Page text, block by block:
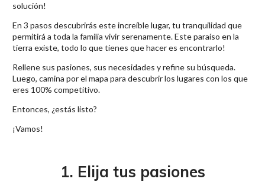
solución!
En 3 pasos descubrirás este increíble lugar, tu tranquilidad que
permitirá a toda la familia vivir serenamente. Este paraíso en la
tierra existe, todo lo que tienes que hacer es encontrarlo!
Rellene sus pasiones, sus necesidades y refine su búsqueda.
Luego, camina por el mapa para descubrir los lugares con los que
eres 100% competitivo.
Entonces, ¿estás listo?
¡Vamos!
1. Elija tus pasiones